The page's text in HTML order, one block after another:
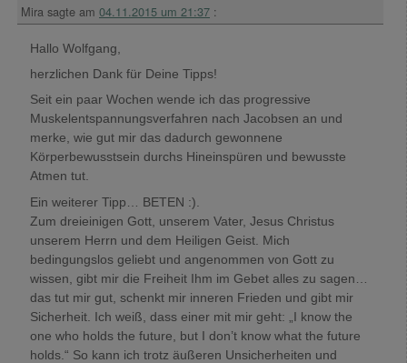
Mira sagte am 04.11.2015 um 21:37 :
Hallo Wolfgang,
herzlichen Dank für Deine Tipps!
Seit ein paar Wochen wende ich das progressive
Muskelentspannungsverfahren nach Jacobsen an und
merke, wie gut mir das dadurch gewonnene
Körperbewusstsein durchs Hineinspüren und bewusste
Atmen tut.
Ein weiterer Tipp… BETEN :).
Zum dreieinigen Gott, unserem Vater, Jesus Christus
unserem Herrn und dem Heiligen Geist. Mich
bedingungslos geliebt und angenommen von Gott zu
wissen, gibt mir die Freiheit Ihm im Gebet alles zu sagen…
das tut mir gut, schenkt mir inneren Frieden und gibt mir
Sicherheit. Ich weiß, dass einer mit mir geht: „I know the
one who holds the future, but I don’t know what the future
holds.“ So kann ich trotz äußeren Unsicherheiten und